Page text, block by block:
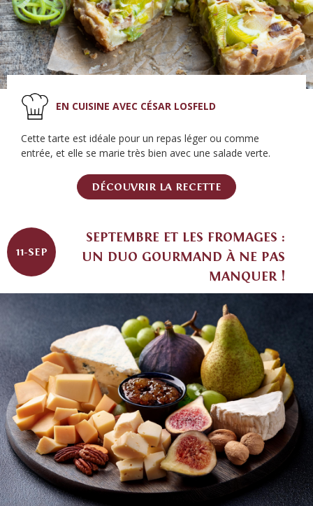
EN CUISINE AVEC CÉSAR LOSFELD
Cette tarte est idéale pour un repas léger ou comme
entrée, et elle se marie très bien avec une salade verte.
DÉCOUVRIR LA RECETTE
SEPTEMBRE ET LES FROMAGES :
UN DUO GOURMAND À NE PAS
MANQUER !
11-SEP